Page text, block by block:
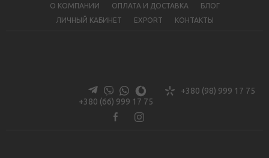
О КОМПАНИИ ОПЛАТА И ДОСТАВКА
БЛОГ
ЛИЧНЫЙ КАБИНЕТ
EXPORT КОНТАКТЫ
+380 (66) 999 17 75
+380 (98) 999 17 75